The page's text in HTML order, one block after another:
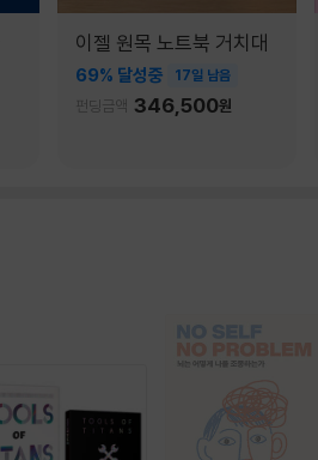
이젤 원목 노트북 거치대
69% 달성중 17일 남음
펀딩금액 346,500원